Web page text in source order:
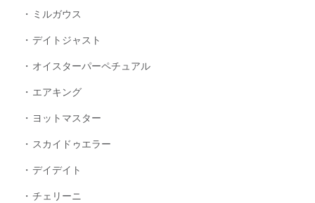
ミルガウス
デイトジャスト
オイスターパーペチュアル
エアキング
ヨットマスター
スカイドゥエラー
デイデイト
チェリーニ